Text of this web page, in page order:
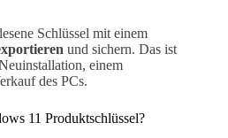
Schlüssel mit einem
und sichern. Das ist
einem
des PCs.
11 Produktschlüssel?